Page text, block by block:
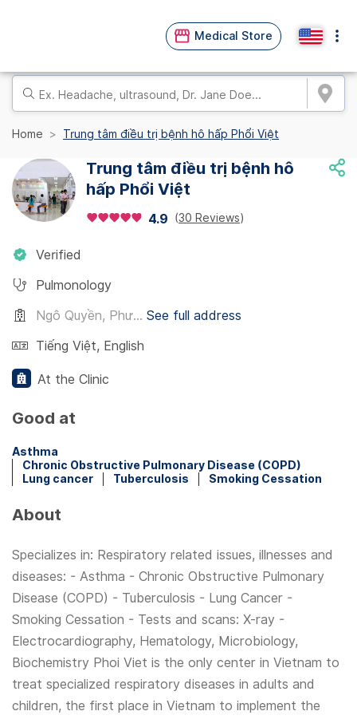
Medical Store
Home Trung tâm điều trị bệnh hô hấp Phổi Việt
Trung tâm điều trị bệnh hô
hấp Phổi Việt
4.9 (30 Reviews)
Verified
Pulmonology
Ngô Quyền, Phư... See full address
Tiếng Việt, English
At the Clinic
Good at
Asthma
Chronic Obstructive Pulmonary Disease (COPD)
Lung cancer
Tuberculosis Smoking Cessation
About
Specializes in: Respiratory related issues, illnesses and
diseases: - Asthma - Chronic Obstructive Pulmonary
Disease (COPD) - Tuberculosis - Lung Cancer -
Smoking Cessation - Tests and scans: X-ray -
Electrocardiography, Hematology, Microbiology,
Biochemistry Phoi Viet is the only center in Vietnam to
treat specialized respiratory diseases in adults and
children, the first place in Vietnam to implement the